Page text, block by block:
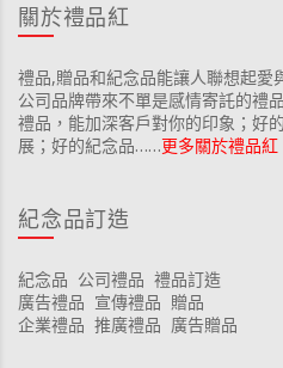
關於禮品紅
禮品,贈品和紀念品能讓人聯想起愛
公司品牌帶來不單是感情寄託的禮
禮品，能加深客戶對你的印象；好
展；好的紀念品……更多關於禮品紅
紀念品訂造
紀念品 公司禮品 禮品訂造
廣告禮品 宣傳禮品 贈品
企業禮品 推廣禮品 廣告贈品